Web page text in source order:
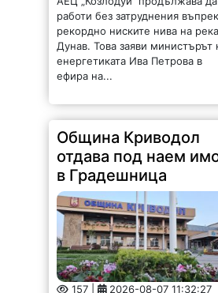
работи без затруднения
рекордно ниските нива на река
Дунав. Това заяви министърът
енергетиката Ива Петрова в
ефира на...
Община Криводол
отдава под наем
в Градешница
157 | 2026-08-07 11:32:27